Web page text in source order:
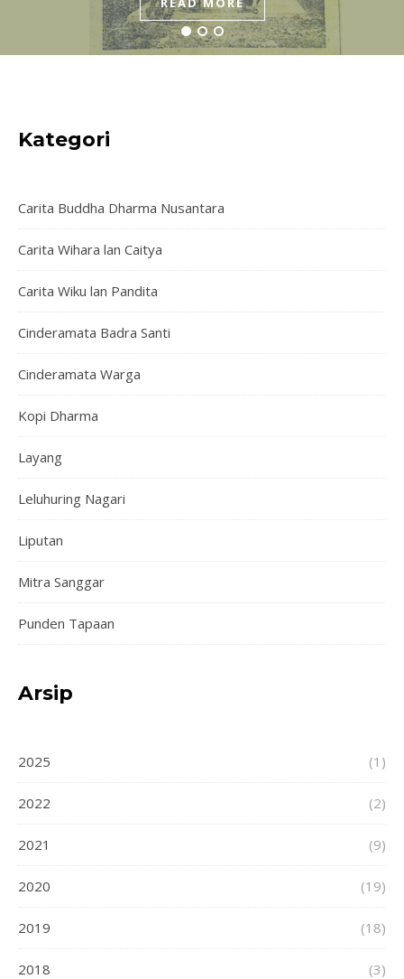
Kategori
Carita Buddha Dharma Nusantara
Carita Wihara lan Caitya
Carita Wiku lan Pandita
Cinderamata Badra Santi
Cinderamata Warga
Kopi Dharma
Layang
Leluhuring Nagari
Liputan
Mitra Sanggar
Punden Tapaan
Arsip
2025 (1)
2022 (2)
2021 (9)
2020 (19)
2019 (18)
2018 (3)